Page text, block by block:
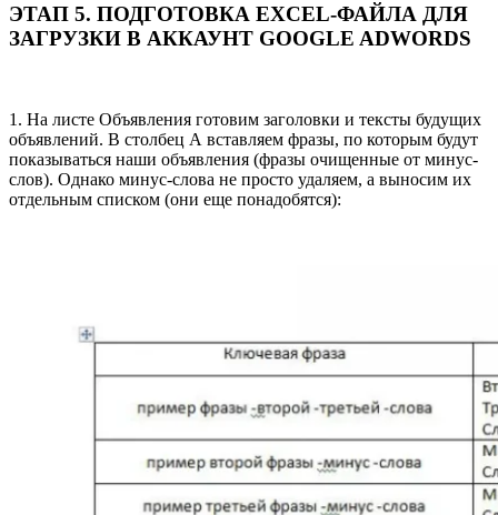
ЭТАП 5. ПОДГОТОВКА EXCEL-ФАЙЛА ДЛЯ
ЗАГРУЗКИ В АККАУНТ GOOGLE ADWORDS
1. На листе Объявления готовим заголовки и тексты будущих
объявлений. В столбец А вставляем фразы, по которым будут
показываться наши объявления (фразы очищенные от минус-
слов). Однако минус-слова не просто удаляем, а выносим их
отдельным списком (они еще понадобятся):